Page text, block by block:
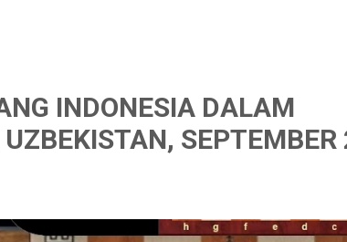
INDONESIA DALAM